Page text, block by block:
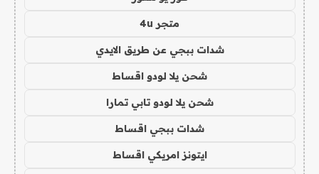
متجر 4u
شدات ببجي عن طريق الايدي
شحن يلا لودو اقساط
شحن يلا لودو تابي تمارا
شدات ببجي اقساط
ايتونز امريكي اقساط